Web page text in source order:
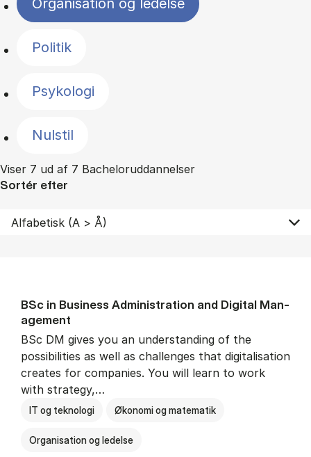
Organisation og ledelse
Politik
Psykologi
Nulstil
Viser 7 ud af 7 Bacheloruddannelser
Sortér efter
BSc in Busi­ness Ad­min­is­tra­tion and Di­git­al Man­
age­ment
BSc DM gives you an understanding of the
possibilities as well as challenges that digitalisation
creates for companies. You will learn to work
with strategy,…
IT og teknologi Økonomi og matematik
Organisation og ledelse